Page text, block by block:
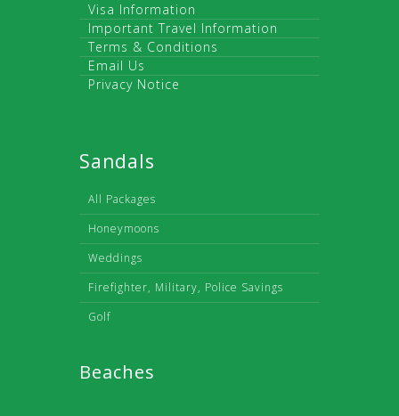
Visa Information
Important Travel Information
Terms & Conditions
Email Us
Privacy Notice
Sandals
All Packages
Honeymoons
Weddings
Firefighter, Military, Police Savings
Golf
Beaches